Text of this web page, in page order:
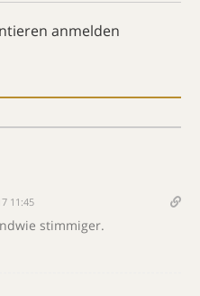
anmelden
11:45
stimmiger.